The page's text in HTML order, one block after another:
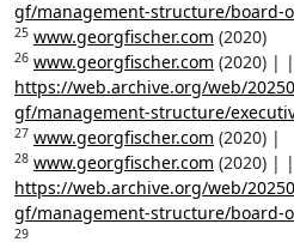
gf/management-structure/board-
25 www.georgfischer.com (2020)
26 www.georgfischer.com (2020) |
https://web.archive.org/web/
gf/management-structure/
27 www.georgfischer.com (2020) |
28 www.georgfischer.com (2020) |
https://web.archive.org/web/
gf/management-structure/board-
29